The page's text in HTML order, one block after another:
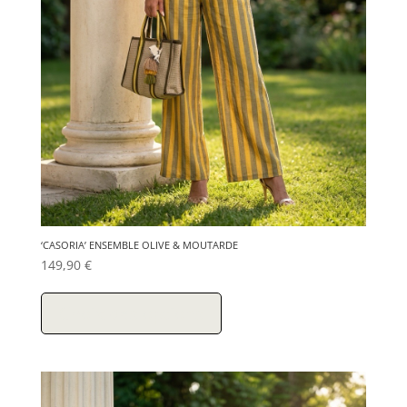
‘CASORIA’ ENSEMBLE OLIVE & MOUTARDE
149,90 €
a
variations.
Les